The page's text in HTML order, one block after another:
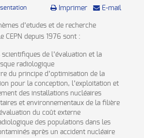
Imprimer E-mail
d’etudes et de recherche
CEPN depuis 1976 sont :
scientifiques de l’évaluation et la
radiologique
du principe d’optimisation de la
pour la conception, l’exploitation et
des installations nucléaires
et environnementaux de la filière
du coût externe
des populations dans les
après un accident nucléaire